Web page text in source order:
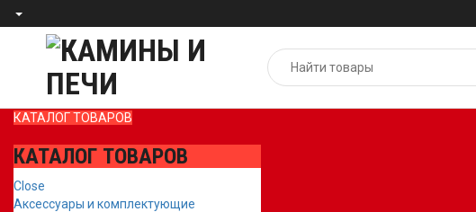
КАТАЛОГ ТОВАРОВ
КАТАЛОГ ТОВАРОВ
Close
Аксессуары и комплектующие